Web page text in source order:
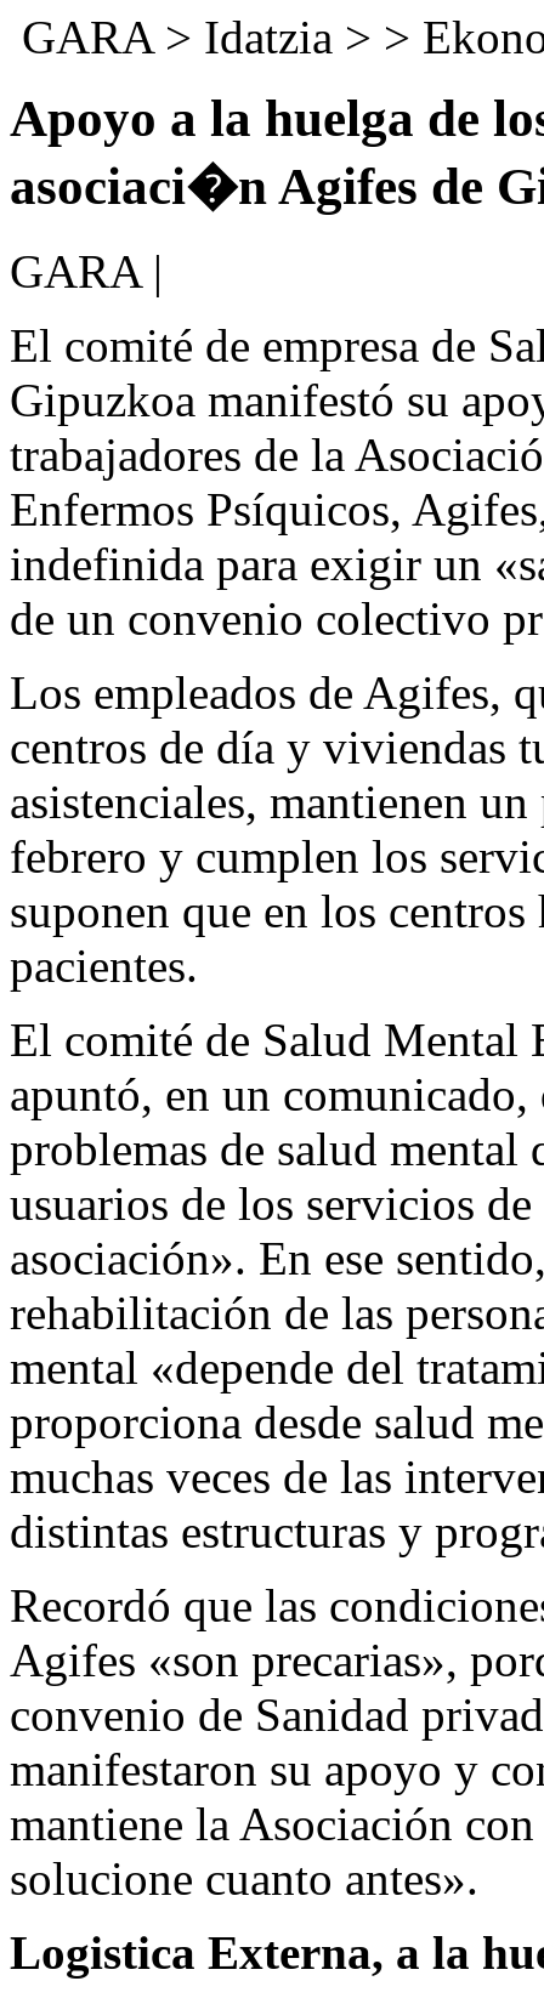
GARA> Idatzia > >
Apoyo a la huelga de
asociaci�n Agifes de
GARA |
El comité de empresa de
Gipuzkoa manifestó su
trabajadores de la
Enfermos Psíquicos,
indefinida para exigir un
de un convenio colectivo
Los empleados de Agifes,
centros de día y viviendas
asistenciales, mantienen
febrero y cumplen los
suponen que en los
pacientes.
El comité de Salud Mental
apuntó, en un comunicado,
problemas de salud mental
usuarios de los servicios
asociación». En ese
rehabilitación de las
mental «depende del
proporciona desde salud
muchas veces de las
distintas estructuras y
Recordó que las
Agifes «son precarias»,
convenio de Sanidad
manifestaron su apoyo y
mantiene la Asociación
solucione cuanto antes».
Logistica Externa, a la